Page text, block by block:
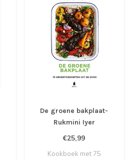
De groene bakplaat-
Rukmini Iyer
€25,99
Kookboek met 75